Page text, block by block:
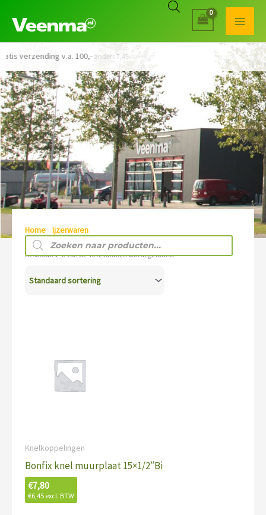
Home Ijzerwaren
Producten
zoeken
Resultaat 1–8 van de 43 resultaten wordt getoond
Knelkoppelingen
Bonfix knel muurplaat 15×1/2″Bi
€7,80
€6,45 excl. BTW
Veilig betalen met iDEAL